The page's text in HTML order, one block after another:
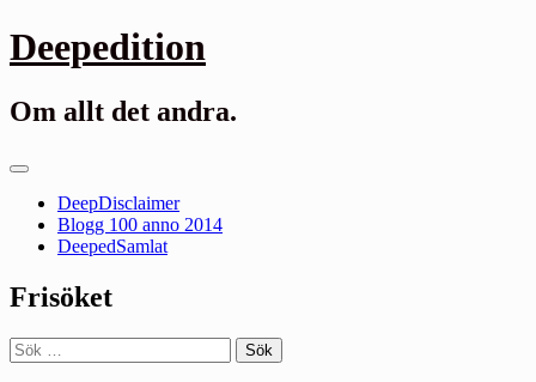
Gå
till
Deepedition
Om allt det andra.
Primär
DeepDisclaimer
Blogg 100 anno 2014
DeepedSamlat
Frisöket
Sök
efter: